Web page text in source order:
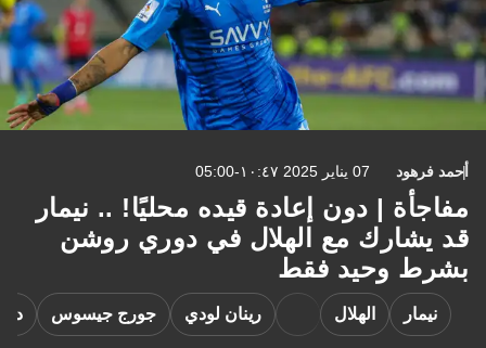
07 يناير 2025 ١٠:٤٧-05:00
| دون إعادة قيده محليًا! .. نيمار
مع الهلال في دوري روشن
وحيد فقط
الهلال رينان لودي جورج جيسوس دوري